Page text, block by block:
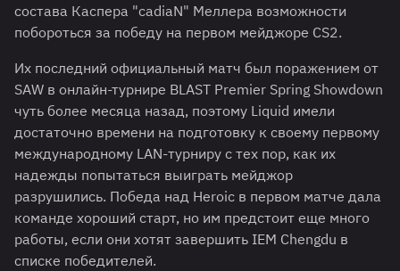
состава Каспера "⁠cadiaN⁠" Меллера возможности
побороться за победу на первом мейджоре CS2.
Их последний официальный матч был поражением от
SAW в онлайн-турнире BLAST Premier Spring Showdown
чуть более месяца назад, поэтому Liquid имели
достаточно времени на подготовку к своему первому
международному LAN-турниру с тех пор, как их
надежды попытаться выиграть мейджор
разрушились. Победа над Heroic в первом матче дала
команде хороший старт, но им предстоит еще много
работы, если они хотят завершить IEM Chengdu в
списке победителей.